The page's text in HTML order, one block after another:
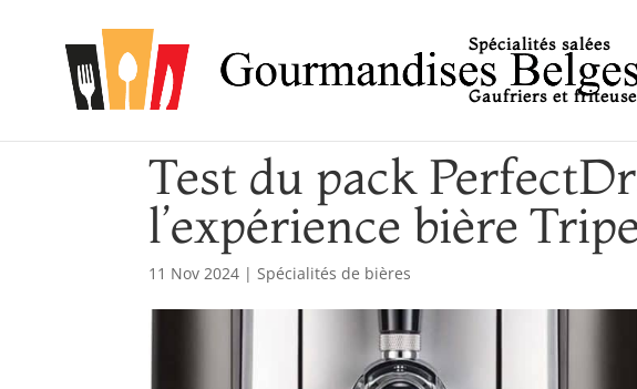
Spécialités salées
Gaufriers et
Test du pack
l’expérience bière
11 Nov 2024 |Spécialités de bières